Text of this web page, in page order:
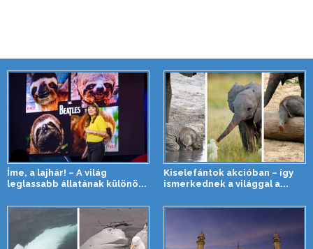
Íme, a lajhár! – A világ
leglassabb állatának különö...
Kiselefántok akcióban – így
ismerkednek a világgal a...